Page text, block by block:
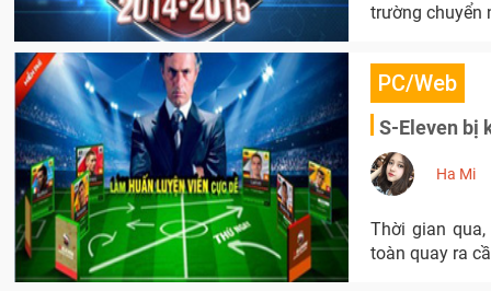
trường chuyển
PC/Web
S-Eleven bị
Ha Mi
Thời gian
toàn quay ra